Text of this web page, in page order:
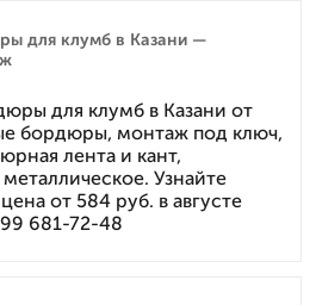
для клумб в Казани —
для клумб в Казани от
бордюры, монтаж под ключ,
лента и кант,
Узнайте
от 584 руб. в августе
681-72-48